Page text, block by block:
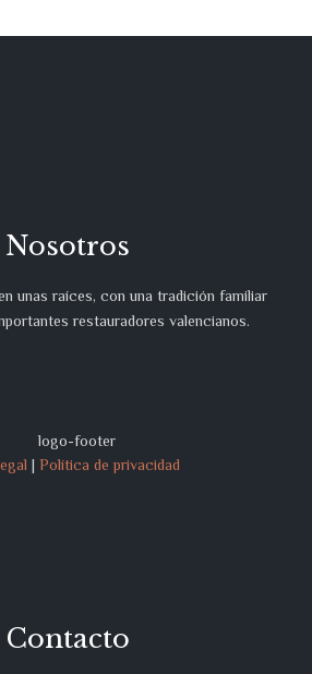
Nosotros
unas raíces, con una tradición familiar
restauradores valencianos.
| Política de privacidad
Contacto